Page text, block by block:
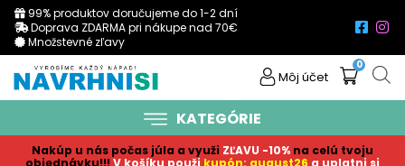
99% produktov doručujeme do 1-2 dní
Doprava ZDARMA pri nákupe nad 70€
Množstevné zľavy
Môj účet
0
KATEGÓRIE
Nakúp u nás počas júla a využi ZĽAVU -10% na celú tvoju
objednávku!!! V košíku použi kupón: august26 a uplatni si